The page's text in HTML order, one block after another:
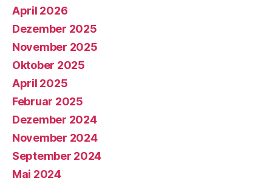
April 2026
Dezember 2025
November 2025
Oktober 2025
April 2025
Februar 2025
Dezember 2024
November 2024
September 2024
Mai 2024